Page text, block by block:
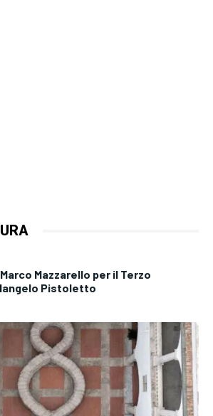
Mazzarello per il Terzo
Pistoletto